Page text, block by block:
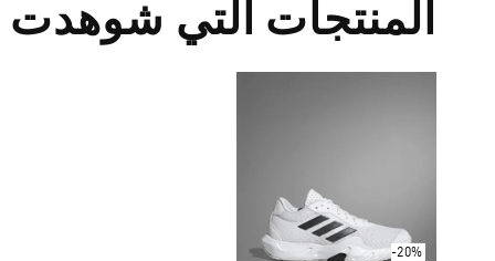
المنتجات التي شوهدت
-20%